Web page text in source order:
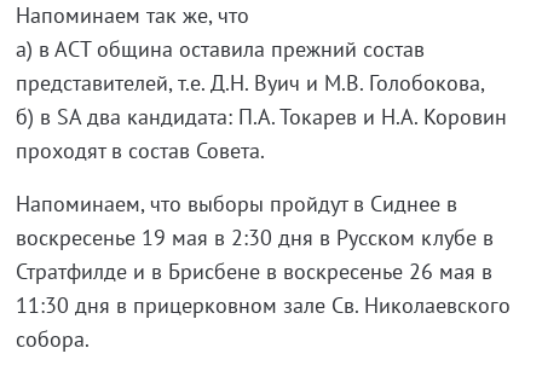
Напоминаем так же, что
а) в АСТ община оставила прежний состав
представителей, т.е. Д.Н. Вуич и М.В. Голобокова,
б) в SA два кандидата: П.А. Токарев и Н.А. Коровин
проходят в состав Совета.
Напоминаем, что выборы пройдут в Сиднее в
воскресенье 19 мая в 2:30 дня в Русском клубе в
Стратфилде и в Брисбене в воскресенье 26 мая в
11:30 дня в прицерковном зале Св. Николаевского
собора.